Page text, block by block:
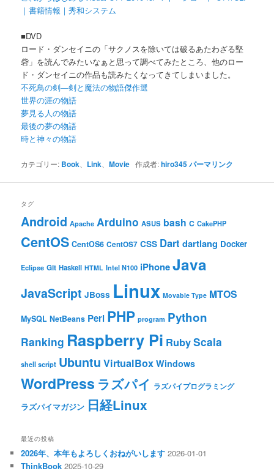
｜書籍情報｜秀和システム
■DVD
ロード・ダンセイニの「サクノスを除いては破るあたわざる堅
砦」を読んでみたいなぁと思って調べてみたところ、他のロー
ド・ダンセイニの作品も読みたくなってきてしまいました。
不死鳥の剣―剣と魔法の物語傑作選
世界の涯の物語
夢見る人の物語
最後の夢の物語
時と神々の物語
カテゴリー: Book Link 、Movie 作成者:hiro345パーマリンク
タグ
Android Apache Arduino ASUS bash C CakePHP
CentOS CentOS6 CentOS7 CSS Dart dartlang Docker
Eclipse Git Haskell HTML Intel N100 iPhoneJava
JavaScript JBoss Linux Movable Type MTOS
MySQL NetBeans Perl PHP program Python
Ranking Raspberry Pi RubyScala
shell script Ubuntu VirtualBox Windows
WordPress ラズパイ ラズパイプログラミング
ラズパイマガジン 日経Linux
最近の投稿
2026年、本年もよろしくおねがいします 2026-01-01
ThinkBook 2025-10-29